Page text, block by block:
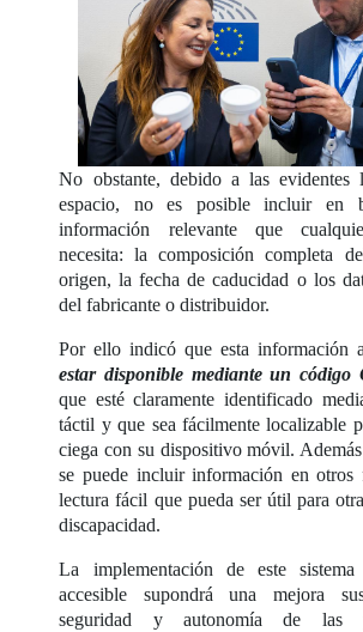
No obstante, debido a las evidentes
espacio, no es posible incluir en
información relevante que
necesita: la composición completa
origen, la fecha de caducidad o los
del fabricante o distribuidor.
Por ello indicó que esta información
estar disponible mediante un código
que esté claramente identificado
táctil y que sea fácilmente localizable
ciega con su dispositivo móvil.
se puede incluir información en otros
lectura fácil que pueda ser útil para
discapacidad.
La implementación de este sistema
accesible supondrá una mejora
seguridad y autonomía de las